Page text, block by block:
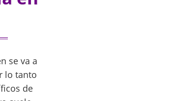
se va a
lo tanto
de